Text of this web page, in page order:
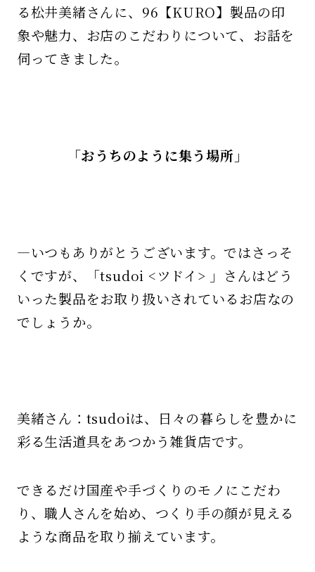
る松井美緒さんに、96【KURO】製品の印
象や魅力、お店のこだわりについて、お話を
伺ってきました。
「おうちのように集う場所」
—いつもありがとうございます。ではさっそ
くですが、「tsudoi <ツドイ> 」さんはどう
いった製品をお取り扱いされているお店なの
でしょうか。
美緒さん：tsudoiは、日々の暮らしを豊かに
彩る生活道具をあつかう雑貨店です。
できるだけ国産や手づくりのモノにこだわ
り、職人さんを始め、つくり手の顔が見える
ような商品を取り揃えています。